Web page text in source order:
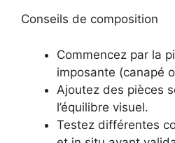
Conseils de composition
Commencez par la
imposante (canapé
Ajoutez des pièces
l’équilibre visuel.
Testez différentes